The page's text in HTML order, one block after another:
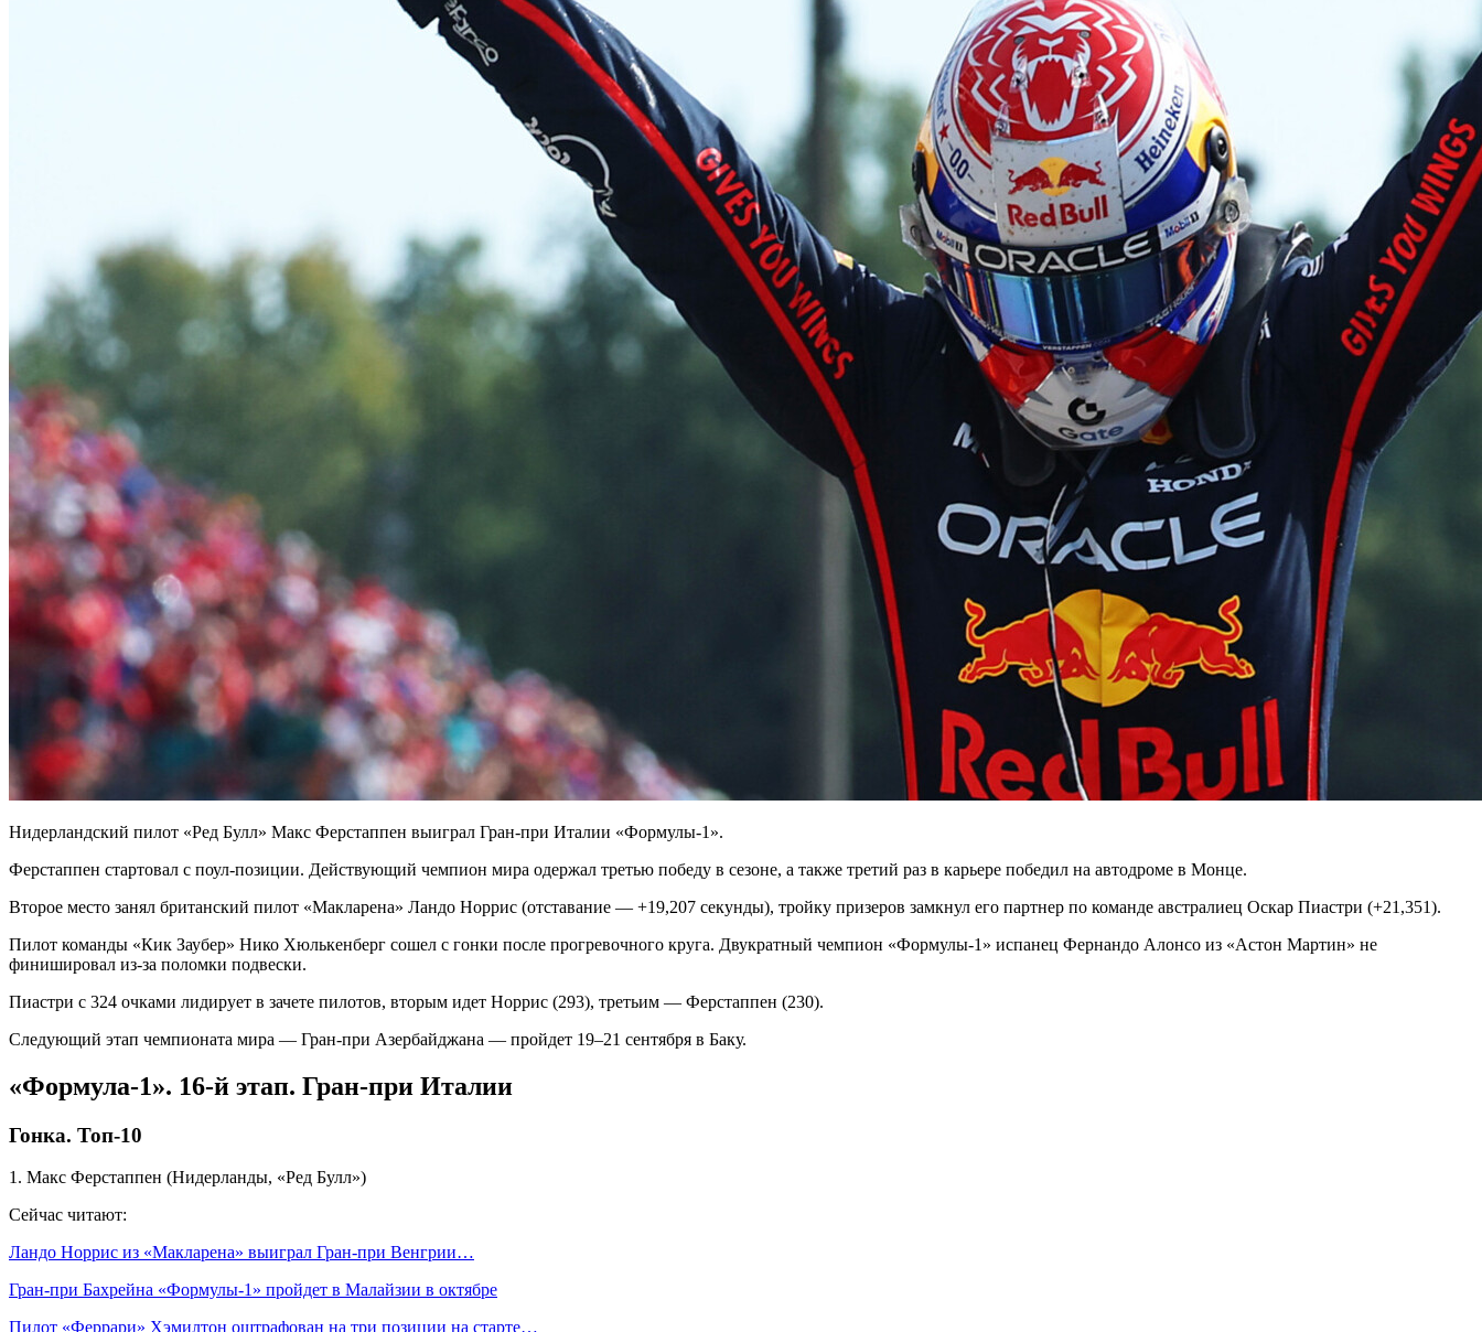
Нидерландский пилот «Ред Булл» Макс Ферстаппен выиграл Гран‑при Италии «Формулы‑1».
Ферстаппен стартовал с поул‑позиции. Действующий чемпион мира одержал третью победу в сезоне, а также третий раз в карьере победил на автодроме в Монце.
Второе место занял британский пилот «Макларена» Ландо Норрис (отставание — +19,207 секунды), тройку призеров замкнул его партнер по команде австралиец Оскар Пиастри (+21,351).
Пилот команды «Кик Заубер» Нико Хюлькенберг сошел с гонки после прогревочного круга. Двукратный чемпион «Формулы‑1» испанец Фернандо Алонсо из «Астон Мартин» не
финишировал из‑за поломки подвески.
Пиастри с 324 очками лидирует в зачете пилотов, вторым идет Норрис (293), третьим — Ферстаппен (230).
Следующий этап чемпионата мира — Гран‑при Азербайджана — пройдет 19–21 сентября в Баку.
«Формула‑1». 16‑й этап. Гран‑при Италии
Гонка. Топ‑10
1. Макс Ферстаппен (Нидерланды, «Ред Булл»)
Сейчас читают:
Ландо Норрис из «Макларена» выиграл Гран‑при Венгрии…
Гран‑при Бахрейна «Формулы‑1» пройдет в Малайзии в октябре
Пилот «Феррари» Хэмилтон оштрафован на три позиции на старте…